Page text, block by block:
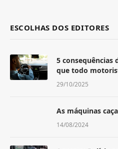
ESCOLHAS DOS EDITORES
5
que todo
29/10/2025
As máquinas
14/08/2024